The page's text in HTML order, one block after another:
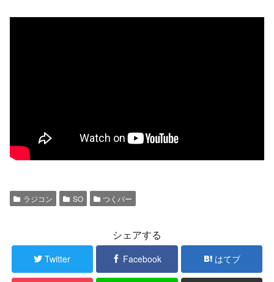
ラジコン SO つくパー
シェアする
Twitter Facebook はてブ